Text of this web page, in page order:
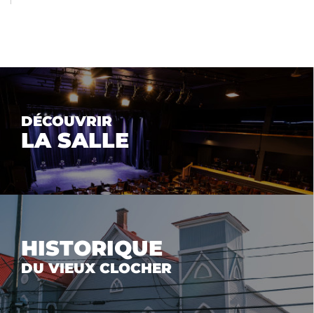
DÉCOUVRIR
LA SALLE
HISTORIQUE
DU VIEUX CLOCHER